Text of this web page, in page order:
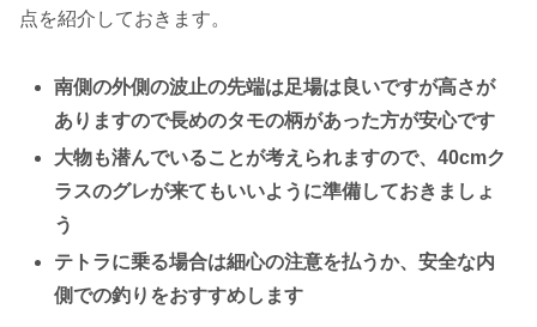
点を紹介しておきます。
南側の外側の波止の先端は足場は良いですが高さが
ありますので長めのタモの柄があった方が安心です
大物も潜んでいることが考えられますので、40cmク
ラスのグレが来てもいいように準備しておきましょ
う
テトラに乗る場合は細心の注意を払うか、安全な内
側での釣りをおすすめします